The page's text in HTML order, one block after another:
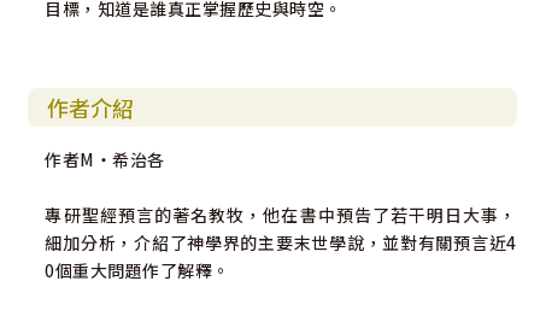
目標，知道是誰真正掌握歷史與時空。
作者介紹
作者M‧希治各
專研聖經預言的著名教牧，他在書中預告了若干明日大事，
細加分析，介紹了神學界的主要末世學說，並對有關預言近4
0個重大問題作了解釋。